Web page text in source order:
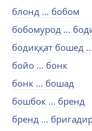
блонд ... бобом
бобомурод ...
бодиққат бошед
бойо ... бонк
бонк ... бошад
бошбок ... бренд
бренд ...